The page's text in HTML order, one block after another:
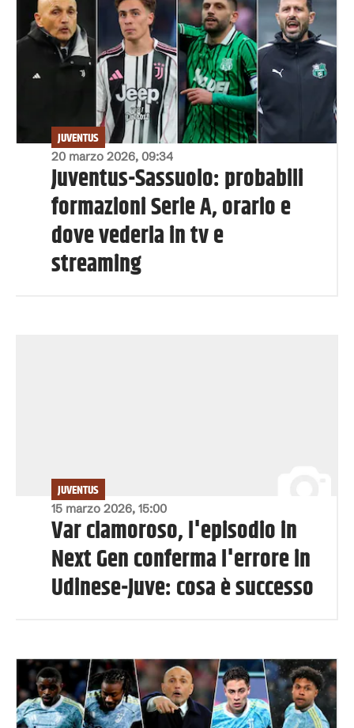
20 marzo 2026, 09:34
JUVENTUS
Juventus-Sassuolo: probabili
formazioni Serie A, orario e
dove vederla in tv e
streaming
15 marzo 2026, 15:00
JUVENTUS
Var clamoroso, l'episodio in
Next Gen conferma l'errore in
Udinese-Juve: cosa è successo